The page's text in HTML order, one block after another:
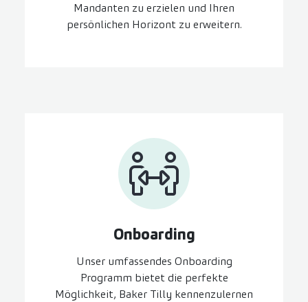
Mandanten zu erzielen und Ihren
persönlichen Horizont zu erweitern.
On­boarding
Unser umfassendes Onboarding
Programm bietet die perfekte
Möglichkeit, Baker Tilly kennenzulernen